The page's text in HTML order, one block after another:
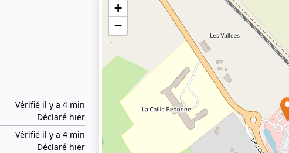
Vérifié il y a 4 min
Déclaré hier
Vérifié il y a 4 min
Déclaré hier
+
−